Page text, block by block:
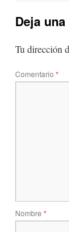
Deja
Tu dirección
Comentario *
Nombre *